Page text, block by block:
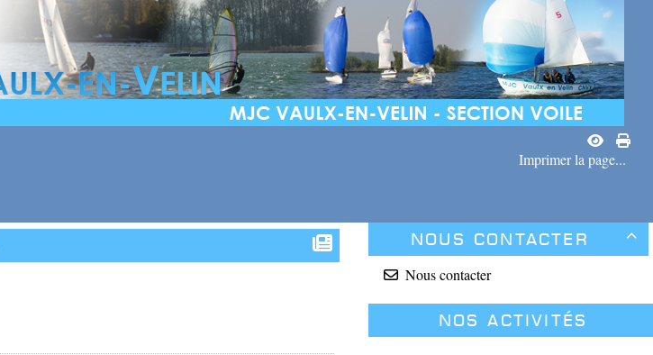
Imprimer la page...

Nous contacter
Nous contacter
Nos activités